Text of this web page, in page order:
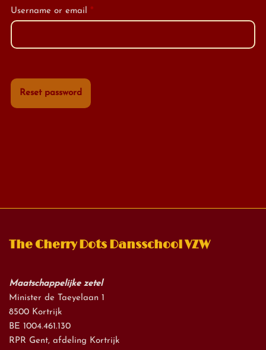
Username or email *
Reset password
The Cherry Dots Dansschool VZW
Maatschappelijke zetel
Minister de Taeyelaan 1
8500 Kortrijk
BE 1004.461.130
RPR Gent, afdeling Kortrijk